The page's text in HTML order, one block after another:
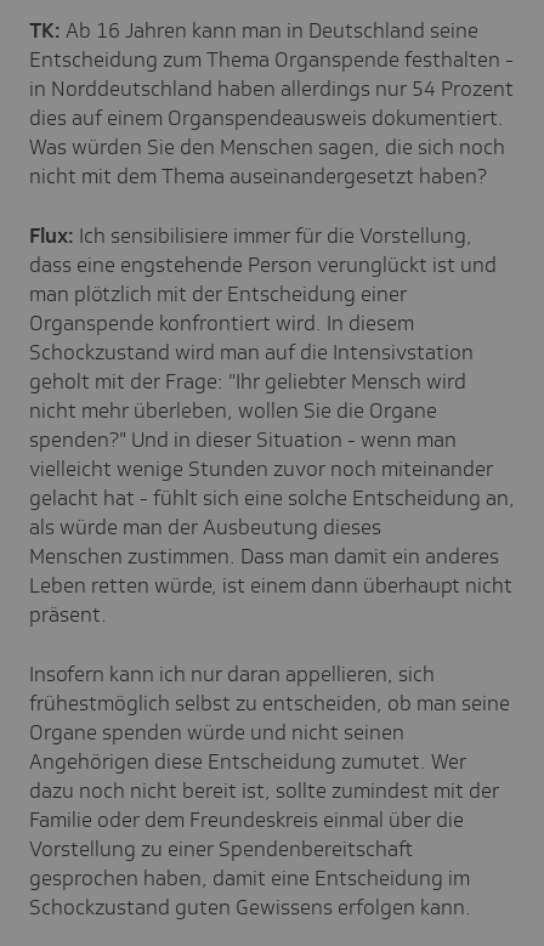
TK: Ab 16 Jahren kann man in Deutschland seine
Entscheidung zum Thema Organspende festhalten -
in Norddeutschland haben allerdings nur 54 Prozent
dies auf einem Organspendeausweis dokumentiert.
Was würden Sie den Menschen sagen, die sich noch
nicht mit dem Thema auseinandergesetzt haben?
Flux: Ich sensibilisiere immer für die Vorstellung,
dass eine engstehende Person verunglückt ist und
man plötzlich mit der Entscheidung einer
Organspende konfrontiert wird. In diesem
Schockzustand wird man auf die Intensivstation
geholt mit der Frage: "Ihr geliebter Mensch wird
nicht mehr überleben, wollen Sie die Organe
spenden?" Und in dieser Situation - wenn man
vielleicht wenige Stunden zuvor noch miteinander
gelacht hat - fühlt sich eine solche Entscheidung an,
als würde man der Ausbeutung dieses
Menschen zustimmen. Dass man damit ein anderes
Leben retten würde, ist einem dann überhaupt nicht
präsent.
Insofern kann ich nur daran appellieren, sich
frühestmöglich selbst zu entscheiden, ob man seine
Organe spenden würde und nicht seinen
Angehörigen diese Entscheidung zumutet. Wer
dazu noch nicht bereit ist, sollte zumindest mit der
Familie oder dem Freundeskreis einmal über die
Vorstellung zu einer Spendenbereitschaft
gesprochen haben, damit eine Entscheidung im
Schockzustand guten Gewissens erfolgen kann.